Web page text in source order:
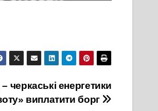
черкаські енергетики
виплатити борг